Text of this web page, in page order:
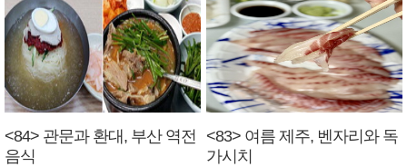
<84> 관문과 환대, 부산 역전
음식
<83> 여름 제주, 벤자리와 독
가시치